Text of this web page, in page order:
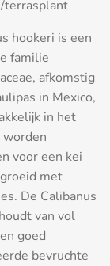
terrasplant
hookeri is een
familie
afkomstig
in Mexico,
in het
voor een kei
met
De Calibanus
van vol
goed
bevruchte